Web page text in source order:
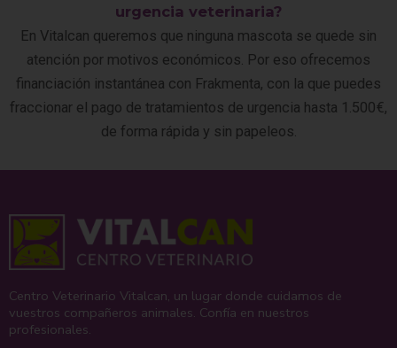
urgencia veterinaria?
En Vitalcan queremos que ninguna mascota se quede sin
atención por motivos económicos. Por eso ofrecemos
financiación instantánea con Frakmenta, con la que puedes
fraccionar el pago de tratamientos de urgencia hasta 1.500€,
de forma rápida y sin papeleos.
Centro Veterinario Vitalcan, un lugar donde cuidamos de
vuestros compañeros animales. Confía en nuestros
profesionales.